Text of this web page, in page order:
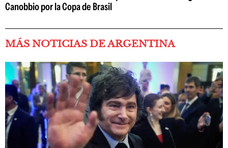
Canobbio por la Copa de Brasil
MÁS NOTICIAS DE ARGENTINA